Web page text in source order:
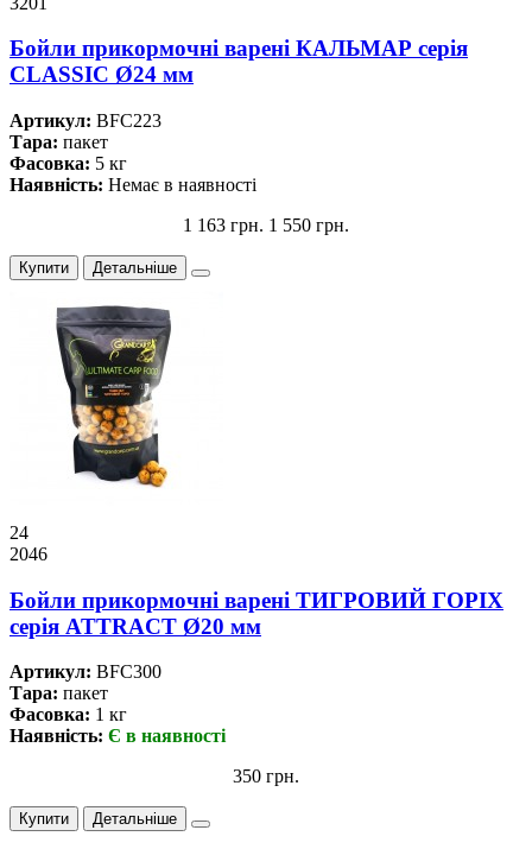
Бойли прикормочнi варенi КАЛЬМАР серiя
CLASSIC Ø24 мм
Артикул: BFC223
Тара: пакет
Фасовка: 5 кг
Наявність: Немає в наявності
1 163 грн. 1 550 грн.
Купити Детальніше
24
2046
Бойли прикормочнi варенi ТИГРОВИЙ ГОРІХ
серiя ATTRACT Ø20 мм
Артикул: BFC300
Тара: пакет
Фасовка: 1 кг
Наявність: Є в наявності
350 грн.
Купити Детальніше